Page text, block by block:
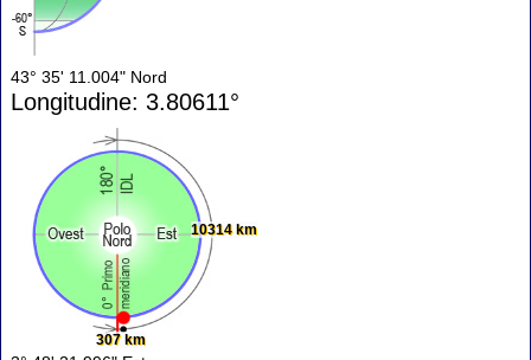
43° 35' 11.004" Nord
Longitudine: 3.80611°
307 km
10314 km